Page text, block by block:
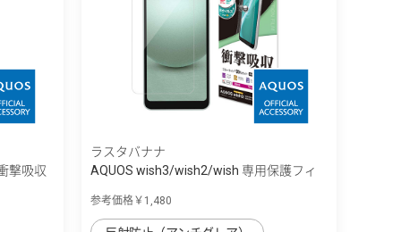
撃吸収
ラスタバナナ
AQUOS wish3/wish2/wish 専用保護フィ
参考価格￥1,480